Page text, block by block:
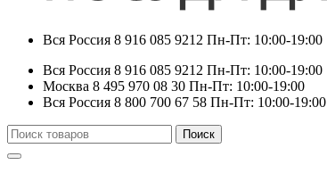
Вся Россия 8 916 085 9212 Пн-Пт: 10:00-19:00
Вся Россия 8 916 085 9212 Пн-Пт: 10:00-19:00
Москва 8 495 970 08 30 Пн-Пт: 10:00-19:00
Вся Россия 8 800 700 67 58 Пн-Пт: 10:00-19:00
Искать:
Поиск